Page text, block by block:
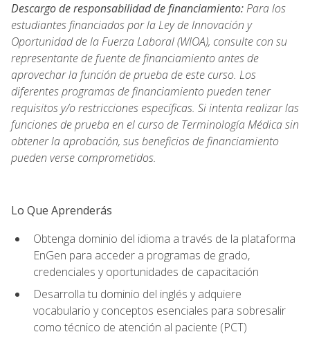
Descargo de responsabilidad de financiamiento:Para los
estudiantes financiados por la Ley de Innovación y
Oportunidad de la Fuerza Laboral (WIOA), consulte con su
representante de fuente de financiamiento antes de
aprovechar la función de prueba de este curso. Los
diferentes programas de financiamiento pueden tener
requisitos y/o restricciones específicas. Si intenta realizar las
funciones de prueba en el curso de Terminología Médica sin
obtener la aprobación, sus beneficios de financiamiento
pueden verse comprometidos.
Lo Que Aprenderás
Obtenga dominio del idioma a través de la plataforma
EnGen para acceder a programas de grado,
credenciales y oportunidades de capacitación
Desarrolla tu dominio del inglés y adquiere
vocabulario y conceptos esenciales para sobresalir
como técnico de atención al paciente (PCT)